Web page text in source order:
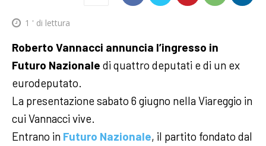
1 ' di lettura
Roberto Vannacci annuncia l’ingresso in
Futuro Nazionale di quattro deputati e di un ex
eurodeputato.
La presentazione sabato 6 giugno nella Viareggio in
cui Vannacci vive.
Entrano in Futuro Nazionale, il partito fondato dal